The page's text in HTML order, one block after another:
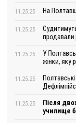
11.25.25 На
11.25.25
продавали
11.25.25
У
жінки, яку
11.25.25
11.25.25
Після
училище